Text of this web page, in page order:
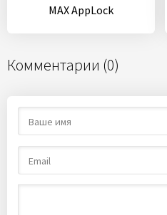
MAX AppLock
Комментарии (0)